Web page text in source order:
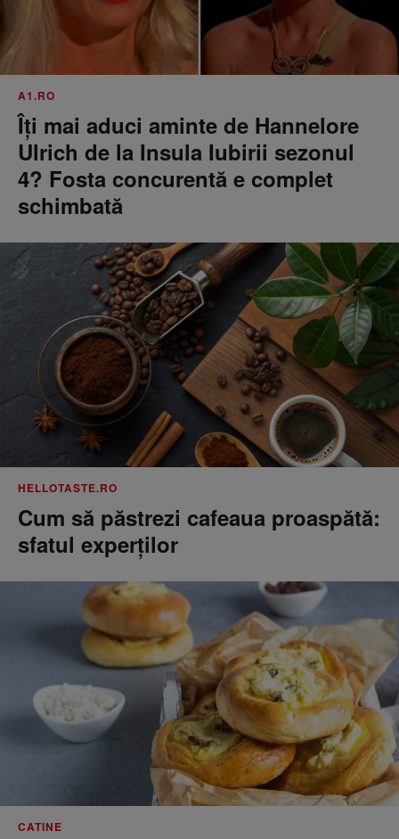
A1.RO
Îți mai aduci aminte de Hannelore
Ulrich de la Insula Iubirii sezonul
4? Fosta concurentă e complet
schimbată
HELLOTASTE.RO
Cum să păstrezi cafeaua proaspătă:
sfatul experților
CATINE